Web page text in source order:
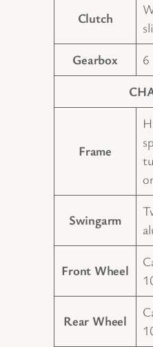
Clutch
Gearbox
6
Frame
Swingarm
Front Wheel
Rear Wheel